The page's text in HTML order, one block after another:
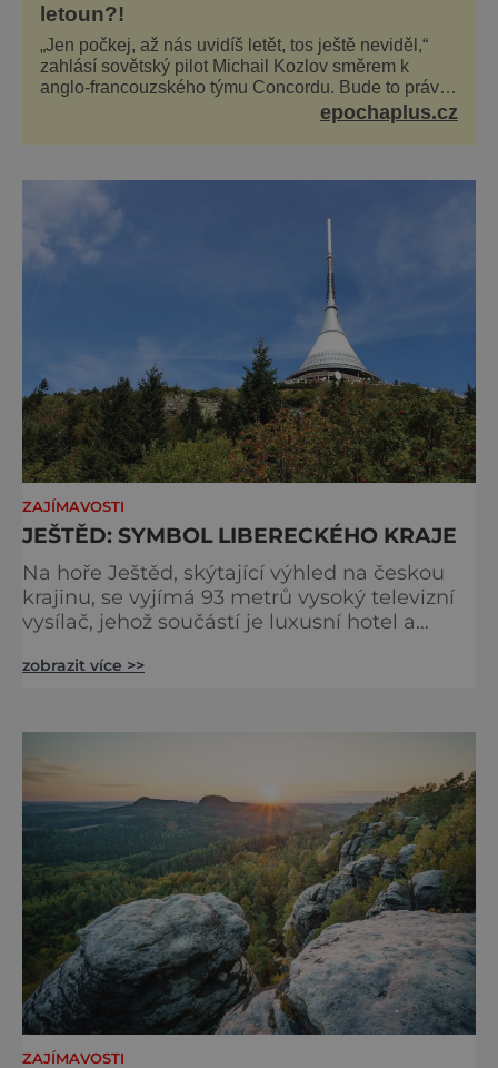
letoun?!
„Jen počkej, až nás uvidíš letět, tos ještě neviděl,“
zahlásí sovětský pilot Michail Kozlov směrem k
anglo-francouzského týmu Concordu. Bude to právě
konkurenční boj, co bude stát za smrtí celé 6členné
epochaplus.cz
ZAJÍMAVOSTI
JEŠTĚD: SYMBOL LIBERECKÉHO KRAJE
Na hoře Ještěd, skýtající výhled na českou
krajinu, se vyjímá 93 metrů vysoký televizní
vysílač, jehož součástí je luxusní hotel a
nebo můžete zvolit jednu z mnoha pěkných
dál Dál můžete pokračovat národním
zobrazit více >>
ZAJÍMAVOSTI